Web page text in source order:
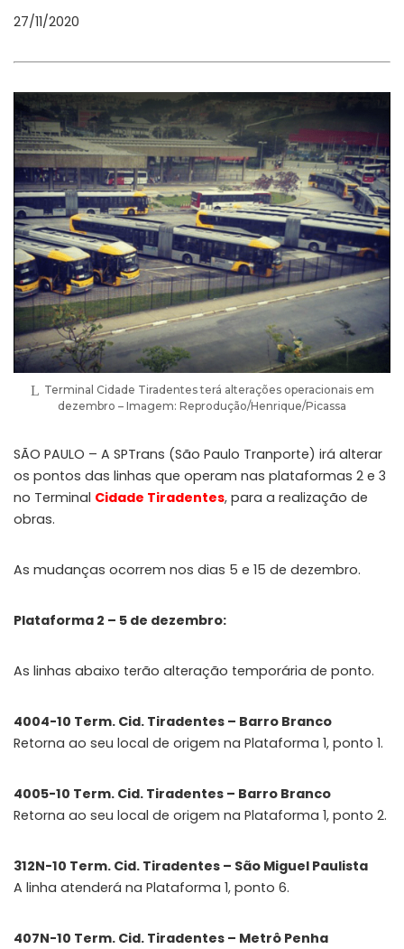
27/11/2020
Terminal Cidade Tiradentes terá alterações operacionais em
dezembro – Imagem: Reprodução/Henrique/Picassa
SÃO PAULO – A SPTrans (São Paulo Tranporte) irá alterar
os pontos das linhas que operam nas plataformas 2 e 3
no Terminal Cidade Tiradentes, para a realização de
obras.
As mudanças ocorrem nos dias 5 e 15 de dezembro.
Plataforma 2 – 5 de dezembro:
As linhas abaixo terão alteração temporária de ponto.
4004-10 Term. Cid. Tiradentes – Barro Branco
Retorna ao seu local de origem na Plataforma 1, ponto 1.
4005-10 Term. Cid. Tiradentes – Barro Branco
Retorna ao seu local de origem na Plataforma 1, ponto 2.
312N-10 Term. Cid. Tiradentes – São Miguel Paulista
A linha atenderá na Plataforma 1, ponto 6.
407N-10 Term. Cid. Tiradentes – Metrô Penha